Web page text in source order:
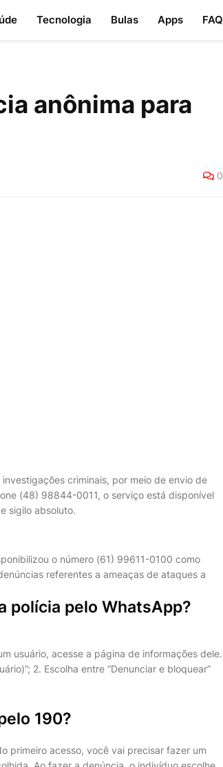
Tecnologia Bulas Apps FAQ
anônima para
0
criminais, por meio de envio de
(48) 98844-0011, o serviço está disponível
sigilo absoluto.
o número (61) 99611-0100 como
referentes a ameaças de ataques a
polícia pelo WhatsApp?
usuário, acesse a página de informações dele.
2. Escolha entre “Denunciar e bloquear”
190?
primeiro acesso, você vai precisar fazer um